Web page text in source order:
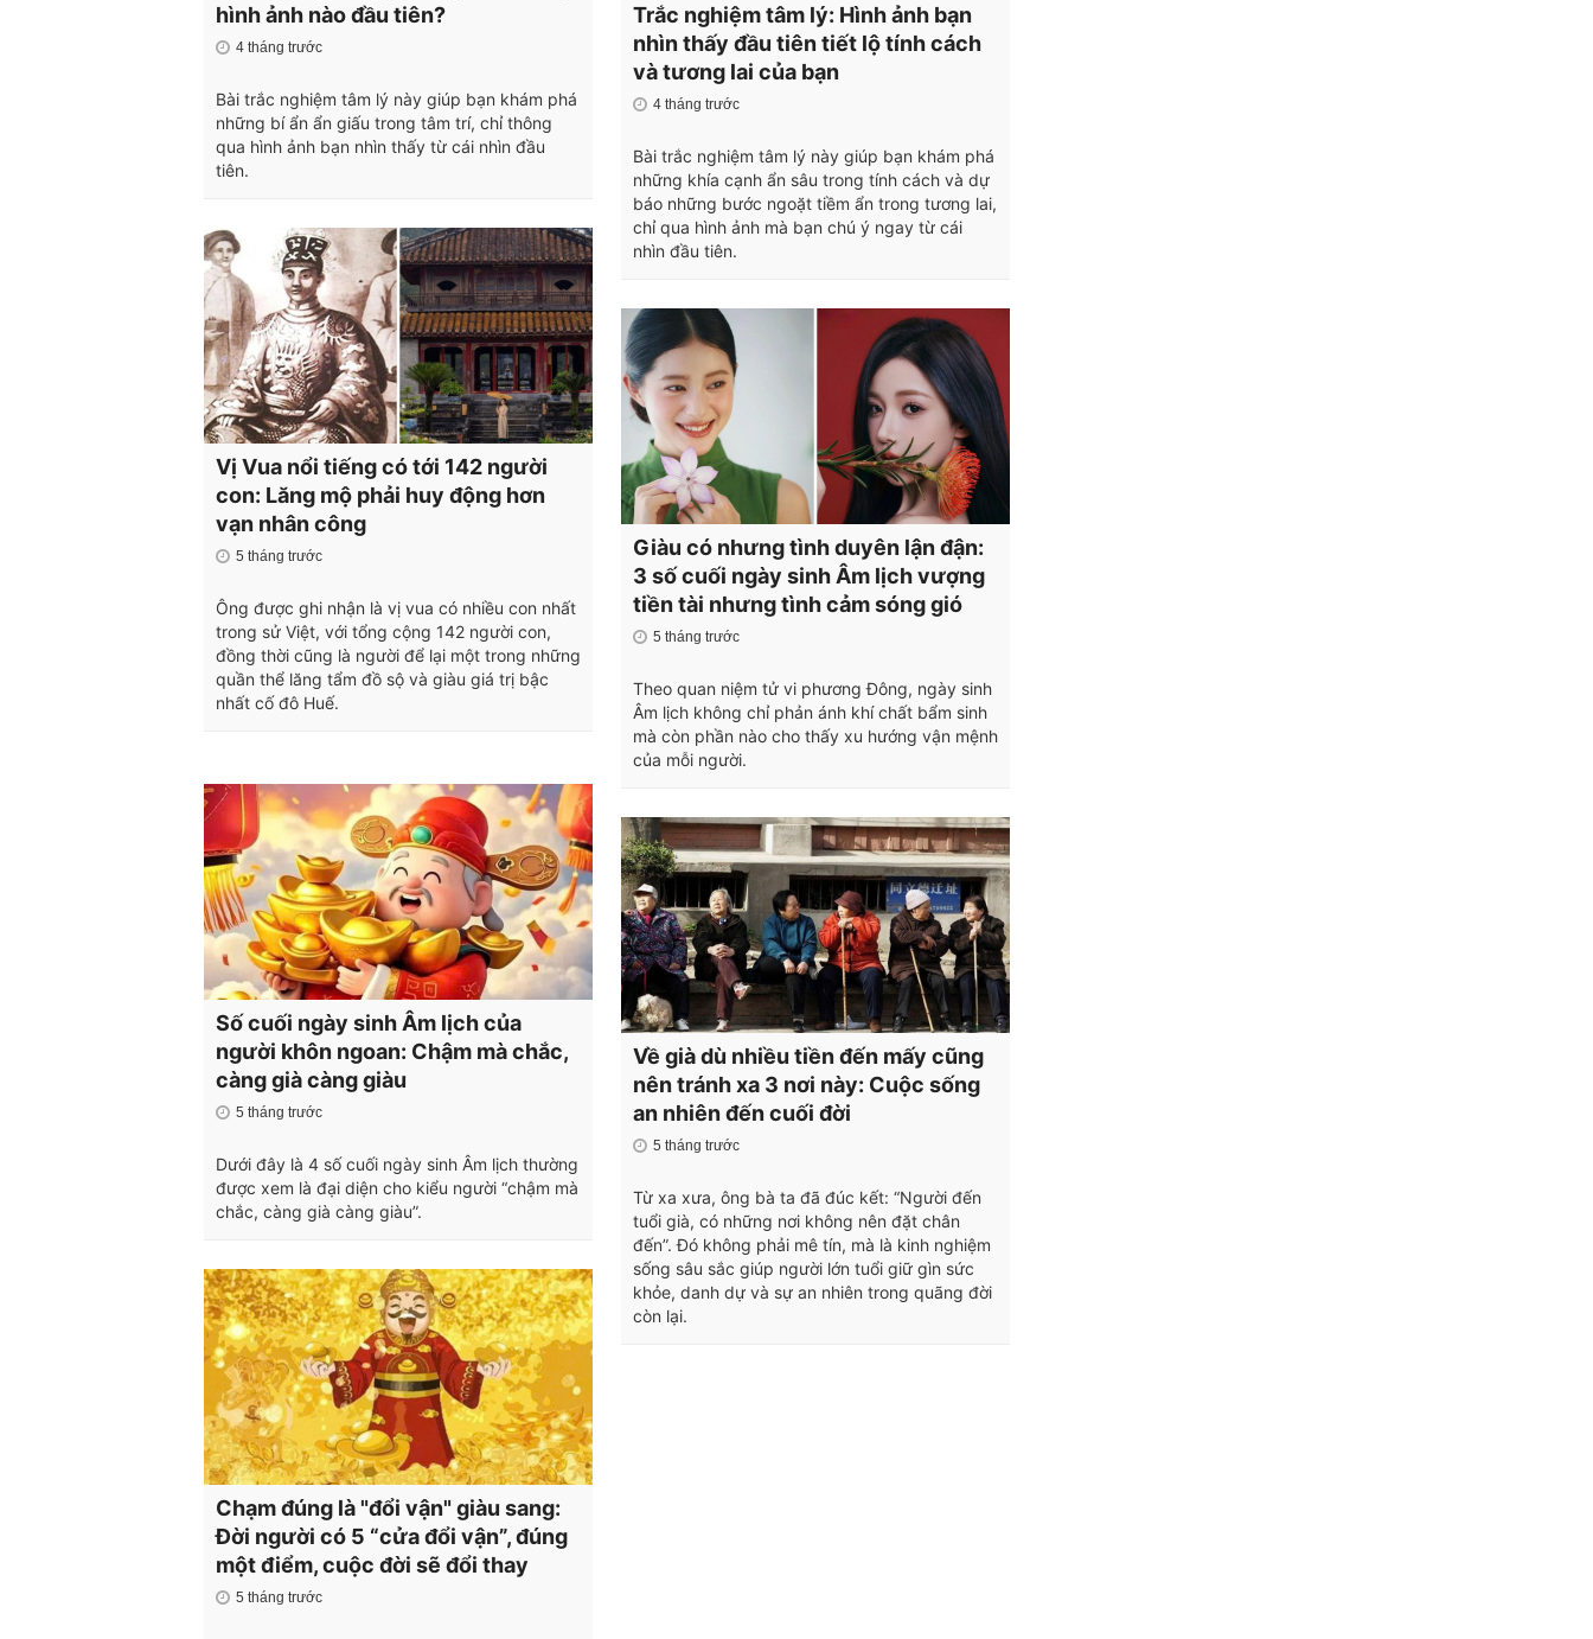
hình ảnh nào đầu tiên?
4 tháng trước
Bài trắc nghiệm tâm lý này giúp bạn khám phá
những bí ẩn ẩn giấu trong tâm trí, chỉ thông
qua hình ảnh bạn nhìn thấy từ cái nhìn đầu
tiên.
Vị Vua nổi tiếng có tới 142 người
con: Lăng mộ phải huy động hơn
vạn nhân công
5 tháng trước
Ông được ghi nhận là vị vua có nhiều con nhất
trong sử Việt, với tổng cộng 142 người con,
đồng thời cũng là người để lại một trong những
quần thể lăng tẩm đồ sộ và giàu giá trị bậc
nhất cố đô Huế.
Số cuối ngày sinh Âm lịch của
người khôn ngoan: Chậm mà chắc,
càng già càng giàu
5 tháng trước
Dưới đây là 4 số cuối ngày sinh Âm lịch thường
được xem là đại diện cho kiểu người “chậm mà
chắc, càng già càng giàu”.
Chạm đúng là "đổi vận" giàu sang:
Đời người có 5 “cửa đổi vận”, đúng
một điểm, cuộc đời sẽ đổi thay
5 tháng trước
Trắc nghiệm tâm lý: Hình ảnh bạn
nhìn thấy đầu tiên tiết lộ tính cách
và tương lai của bạn
4 tháng trước
Bài trắc nghiệm tâm lý này giúp bạn khám phá
những khía cạnh ẩn sâu trong tính cách và dự
báo những bước ngoặt tiềm ẩn trong tương lai,
chỉ qua hình ảnh mà bạn chú ý ngay từ cái
nhìn đầu tiên.
Giàu có nhưng tình duyên lận đận:
3 số cuối ngày sinh Âm lịch vượng
tiền tài nhưng tình cảm sóng gió
5 tháng trước
Theo quan niệm tử vi phương Đông, ngày sinh
Âm lịch không chỉ phản ánh khí chất bẩm sinh
mà còn phần nào cho thấy xu hướng vận mệnh
của mỗi người.
Về già dù nhiều tiền đến mấy cũng
nên tránh xa 3 nơi này: Cuộc sống
an nhiên đến cuối đời
5 tháng trước
Từ xa xưa, ông bà ta đã đúc kết: “Người đến
tuổi già, có những nơi không nên đặt chân
đến”. Đó không phải mê tín, mà là kinh nghiệm
sống sâu sắc giúp người lớn tuổi giữ gìn sức
khỏe, danh dự và sự an nhiên trong quãng đời
còn lại.